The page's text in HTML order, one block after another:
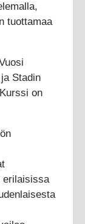
tuottamaa
Stadin
on
erilaisissa